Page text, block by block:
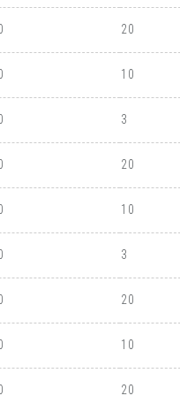
20
10
3
20
10
3
20
10
20